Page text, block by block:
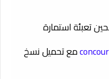
تعبئة استمارة
مع تحميل نسخ